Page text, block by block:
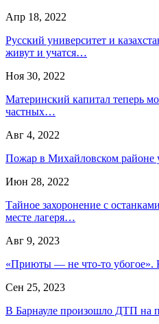
Апр 18, 2022
Русский университет и
живут и учатся…
Ноя 30, 2022
Материнский капитал теперь
частных…
Авг 4, 2022
Пожар в Михайловском районе
Июн 28, 2022
Тайное захоронение с
месте лагеря…
Авг 9, 2023
«Приюты — не что-то убогое».
Сен 25, 2023
В Барнауле произошло ДТП на